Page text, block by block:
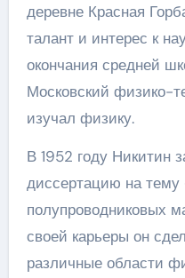
деревне Красная
талант и интерес к
окончания средней
Московский физико-
изучал физику.
В 1952 году Никитин
диссертацию на тему
полупроводниковых
своей карьеры он
различные области